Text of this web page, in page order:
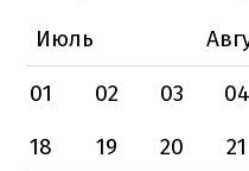
Июль
01
02 03 04
18
19 20 21